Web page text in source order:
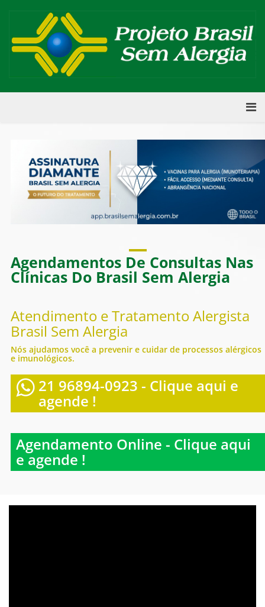
Agendamentos De Consultas Nas
Clínicas Do Brasil Sem Alergia
Atendimento e Tratamento Alergista
Brasil Sem Alergia
Nós ajudamos você a prevenir e cuidar de processos alérgicos
e imunológicos.
21 96894-0923 - Clique aqui e
agende !
Agendamento Online - Clique aqui
e agende !